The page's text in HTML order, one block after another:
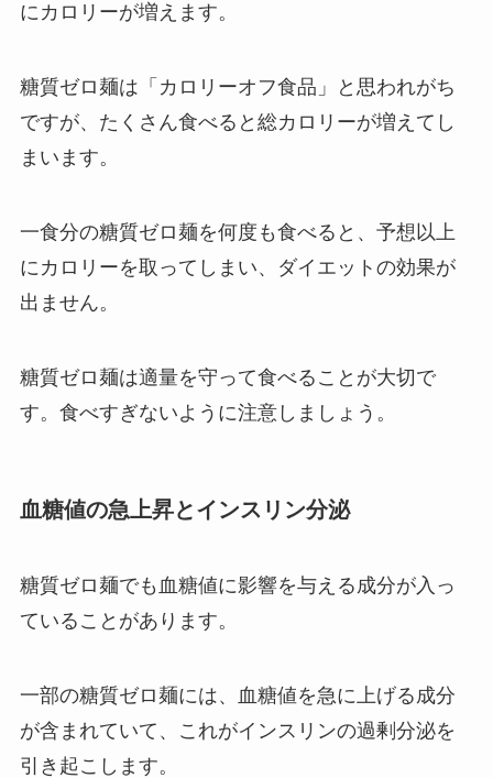
にカロリーが増えます。
糖質ゼロ麺は「カロリーオフ食品」と思われがち
ですが、たくさん食べると総カロリーが増えてし
まいます。
一食分の糖質ゼロ麺を何度も食べると、予想以上
にカロリーを取ってしまい、ダイエットの効果が
出ません。
糖質ゼロ麺は適量を守って食べることが大切で
す。食べすぎないように注意しましょう。
血糖値の急上昇とインスリン分泌
糖質ゼロ麺でも血糖値に影響を与える成分が入っ
ていることがあります。
一部の糖質ゼロ麺には、血糖値を急に上げる成分
が含まれていて、これがインスリンの過剰分泌を
引き起こします。